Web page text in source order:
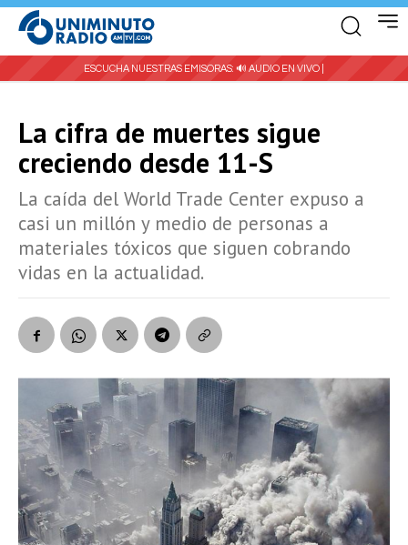
ESCUCHA NUESTRAS EMISORAS: 🔊 AUDIO EN VIVO |
La cifra de muertes sigue
creciendo desde 11-S
La caída del World Trade Center expuso a
casi un millón y medio de personas a
materiales tóxicos que siguen cobrando
vidas en la actualidad.